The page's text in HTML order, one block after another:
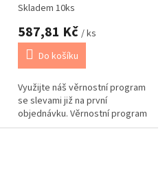
Skladem 10ks
587,81 Kč / ks
Do košíku
Využijte náš věrnostní program
se slevami již na první
objednávku. Věrnostní program